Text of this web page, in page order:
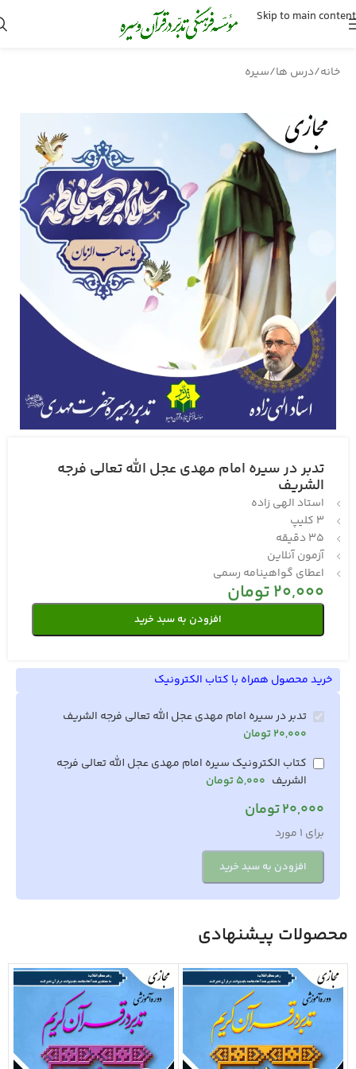
Skip to main content
خانه/درس ها/سیره
تدبر در سیره امام مهدی عجل الله تعالی فرجه
الشریف
استاد الهی زاده
3 کلیپ
35 دقیقه
آزمون آنلاین
اعطای گواهینامه رسمی
20,000تومان
افزودن به سبد خرید
خرید محصول همراه با کتاب الکترونیک
تدبر در سیره امام مهدی عجل الله تعالی فرجه الشریف
20,000تومان
کتاب الکترونیک سیره امام مهدی عجل الله تعالی فرجه
الشریف 5,000تومان
20,000تومان
برای 1 مورد
افزودن به سبد خرید
محصولات پیشنهادی